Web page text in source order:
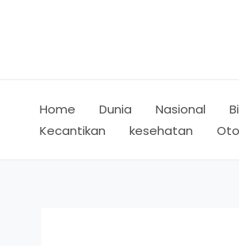
Home Dunia Nasional
Kecantikan
kesehatan